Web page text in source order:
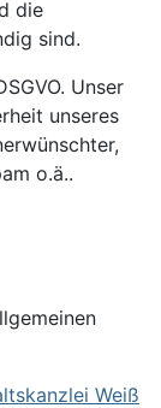
die
sind.
Unser
unseres
o.ä..
Weiß